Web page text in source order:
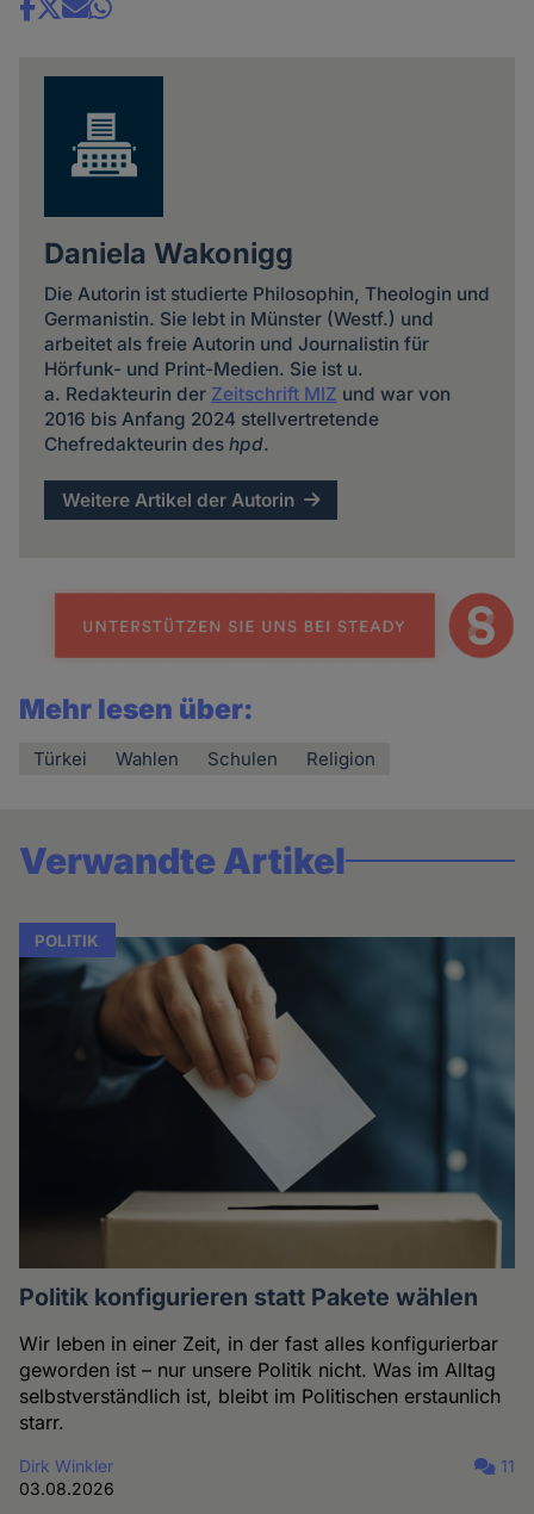
Share
Daniela Wakonigg
Die Autorin ist studierte Philosophin, Theologin und
Germanistin. Sie lebt in Münster (Westf.) und
arbeitet als freie Autorin und Journalistin für
Hörfunk- und Print-Medien. Sie ist u.
a. Redakteurin der Zeitschrift MIZ und war von
2016 bis Anfang 2024 stellvertretende
Chefredakteurin des hpd.
Weitere Artikel der Autorin
Mehr lesen über:
Türkei Wahlen Schulen Religion
Verwandte Artikel
POLITIK
Politik konfigurieren statt Pakete wählen
Wir leben in einer Zeit, in der fast alles konfigurierbar
geworden ist – nur unsere Politik nicht. Was im Alltag
selbstverständlich ist, bleibt im Politischen erstaunlich
starr.
Dirk Winkler
03.08.2026
11